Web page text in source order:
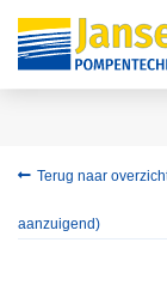
Terug naar
aanzuigend)